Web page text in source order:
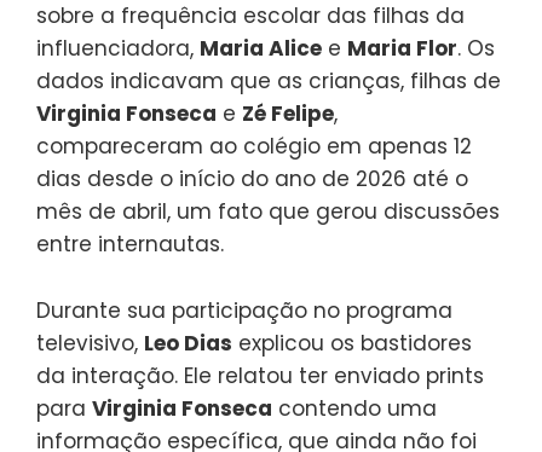
sobre a frequência escolar das filhas da
influenciadora, Maria Alice e Maria Flor. Os
dados indicavam que as crianças, filhas de
Virginia Fonseca e Zé Felipe,
compareceram ao colégio em apenas 12
dias desde o início do ano de 2026 até o
mês de abril, um fato que gerou discussões
entre internautas.
Durante sua participação no programa
televisivo, Leo Dias explicou os bastidores
da interação. Ele relatou ter enviado prints
para Virginia Fonseca contendo uma
informação específica, que ainda não foi